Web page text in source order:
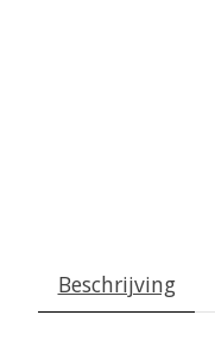
Beschrijving